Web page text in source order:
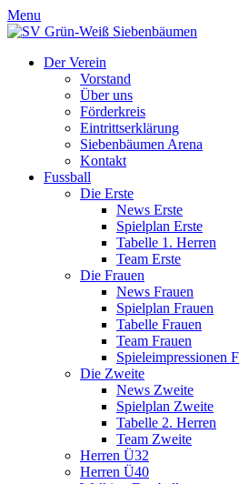
Menu
Der Verein
Vorstand
Über uns
Förderkreis
Eintrittserklärung
Siebenbäumen Arena
Kontakt
Fussball
Die Erste
News Erste
Spielplan Erste
Tabelle 1. Herren
Team Erste
Die Frauen
News Frauen
Spielplan Frauen
Tabelle Frauen
Team Frauen
Spieleimpressionen
Die Zweite
News Zweite
Spielplan Zweite
Tabelle 2. Herren
Team Zweite
Herren Ü32
Herren Ü40